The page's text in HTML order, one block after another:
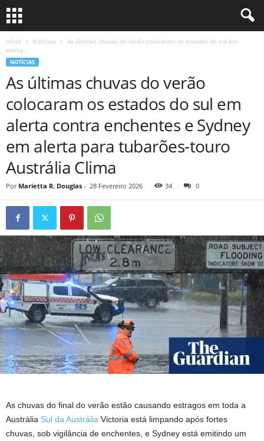
Início Notícias
As últimas chuvas do verão colocaram os estados do sul em
alerta...
NOTÍCIAS
As últimas chuvas do verão
colocaram os estados do sul em
alerta contra enchentes e Sydney
em alerta para tubarões-touro
Austrália Clima
Por Marietta R. Douglas - 28 Fevereiro 2026 34 0
As chuvas do final do verão estão causando estragos em toda a
Austrália Sul da Austrália Victoria está limpando após fortes
chuvas, sob vigilância de enchentes, e Sydney está emitindo um